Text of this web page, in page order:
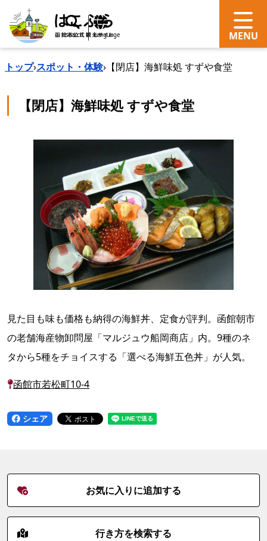
search Language
トップ›スポット・体験› 【閉店】海鮮味処 すずや食堂
【閉店】海鮮味処 すずや食堂
見た目も味も価格も納得の海鮮丼、定食が評判。函館朝市
の老舗海産物卸問屋「マルジュウ船岡商店」内。9種のネ
タから5種をチョイスする「選べる海鮮五色丼」が人気。
函館市若松町10-4
シェア
お気に入りに追加する
行き方を検索する